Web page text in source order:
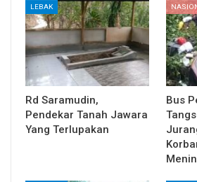
LEBAK
Rd Saramudin,
Pendekar Tanah Jawara
Yang Terlupakan
Bus